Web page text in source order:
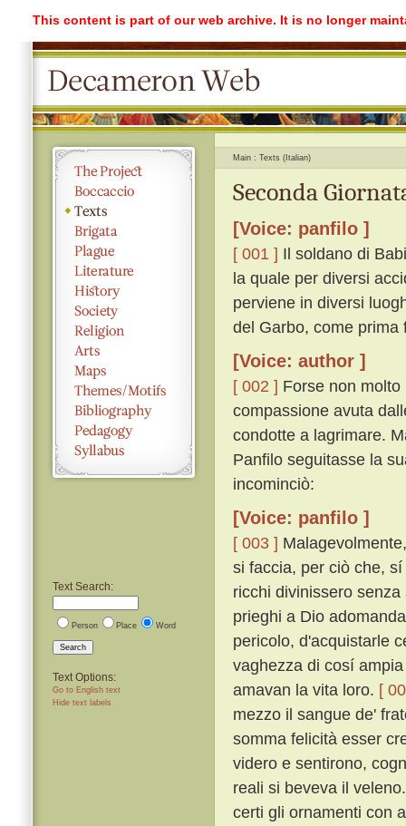
This content is part of our web archive. It is no longer
Text Search:
Person Place Word
Search
Text Options:
Go to English text
Hide text labels
Main Texts (Italian)
Seconda
[Voice: panfilo ]
[ 001 ] Il soldano di
la quale per diversi
perviene in diversi
del Garbo, come prima
[Voice: author ]
[ 002 ] Forse non
compassione avuta
condotte a lagrimare.
Panfilo seguitasse la
incominciò:
[Voice: panfilo ]
[ 003 ]
si faccia, per ciò che,
ricchi divinissero
prieghi a Dio
pericolo, d'acquistarle
vaghezza di cosí
amavan la vita loro. [
mezzo il sangue de'
somma felicità esser
videro e sentirono,
reali si beveva il
certi gli ornamenti con